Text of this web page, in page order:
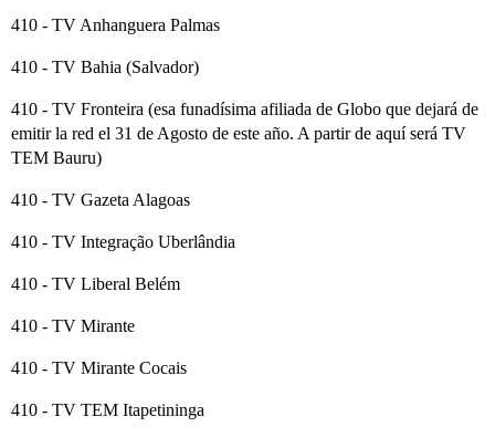
410 - TV Anhanguera Palmas
410 - TV Bahia (Salvador)
410 - TV Fronteira (esa funadísima afiliada de Globo que dejará de
emitir la red el 31 de Agosto de este año. A partir de aquí será TV
TEM Bauru)
410 - TV Gazeta Alagoas
410 - TV Integração Uberlândia
410 - TV Liberal Belém
410 - TV Mirante
410 - TV Mirante Cocais
410 - TV TEM Itapetininga